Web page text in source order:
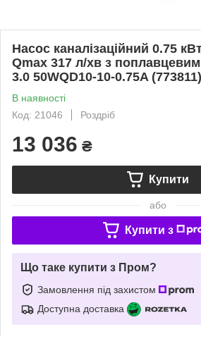
Насос каналізаційний 0.75
Qmax 317 л/хв з
3.0 50WQD10-10-0.75A (773811)
В наявності
Код: 21046
Роздріб
13 036 ₴
Купити
або
Купити з
Що таке купити з Пром?
Замовлення під захистом
Доступна доставка